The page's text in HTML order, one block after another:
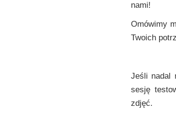
nami!
Omówimy
Twoich
Jeśli nadal
sesję
zdjęć.